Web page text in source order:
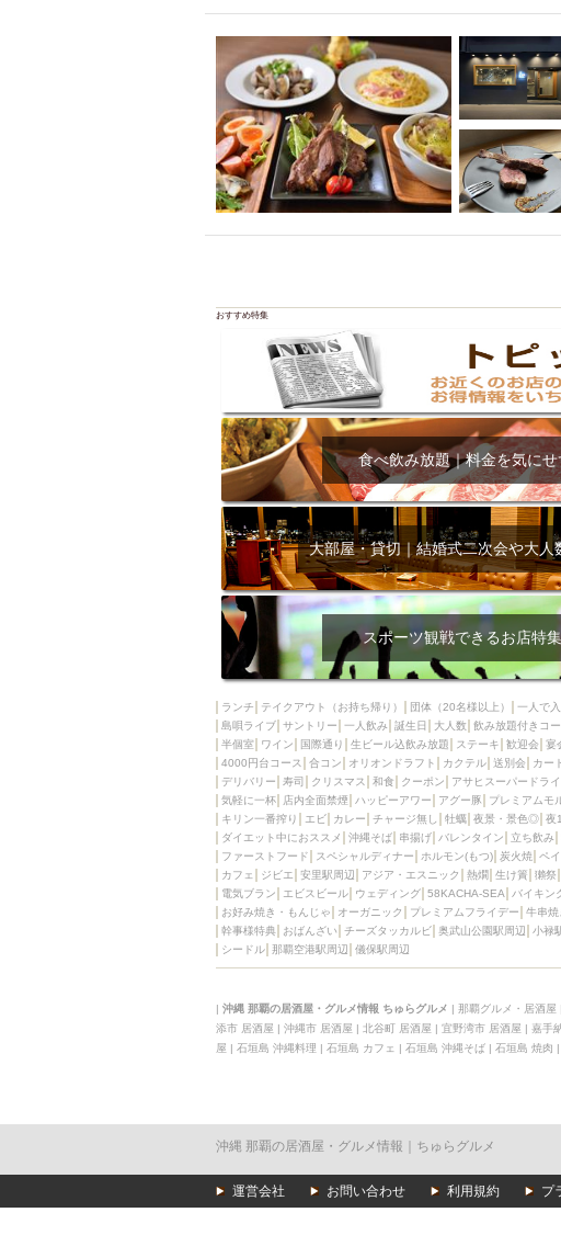
餃子
キリン 分煙 少
ホッピー
焼肉 電気ブラ
マイク
サッポロ 昼宴会
市立病院前駅周辺
中華
綺麗orお洒落なトイレ
ラン
クラフトビール
鉄板焼き
壺川駅周辺
秋限定メニュー
おすすめ特集
食べ飲み放題｜料金を気にせ
大部屋・貸切｜結婚式二次会や大人
スポーツ観戦できるお店特集
ランチ テイクアウト（お持ち帰り） 団体（20名様以上） 一人で
島唄ライブ サントリー 一人飲み 誕生日 大人数 飲み放題付きコー
半個室
ワイン 国際通り 生ビール込飲み放題 ステーキ 歓迎会 宴
4000円台コース
合コン オリオンドラフト カクテル 送別会 カー
デリバリー
寿司 クリスマス 和食 クーポン アサヒスーパードライ
気軽に一杯
店内全面禁煙 ハッピーアワー アグー豚 プレミアムモ
キリン一番搾り
エビ カレー チャージ無し 牡蠣 夜景・景色◎ 夜
ダイエット中におススメ
沖縄そば 串揚げ バレンタイン 立ち飲み
ファーストフード
スペシャルディナー ホルモン(もつ) 炭火焼 ペ
カフェ
ジビエ 安里駅周辺 アジア・エスニック 熱燗 生け簀 獺祭
電気ブラン
エビスビール ウェディング 58KACHA-SEA バイキン
お好み焼き・もんじゃ
オーガニック プレミアムフライデー 牛串焼
幹事様特典
おばんざい チーズタッカルビ 奥武山公園駅周辺 小禄
シードル 那覇空港駅周辺 儀保駅周辺
| 沖縄 那覇の居酒屋・グルメ情報 ちゅらグルメ | 那覇グルメ・居酒屋
添市 居酒屋 | 沖縄市 居酒屋 | 北谷町 居酒屋 | 宜野湾市 居酒屋 | 嘉手
屋 | 石垣島 沖縄料理 | 石垣島 カフェ | 石垣島 沖縄そば | 石垣島 焼肉 |
沖縄 那覇の居酒屋・グルメ情報｜ちゅらグルメ
運営会社 お問い合わせ 利用規約 プ